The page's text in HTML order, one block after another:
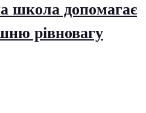
школа допомагає
рівновагу